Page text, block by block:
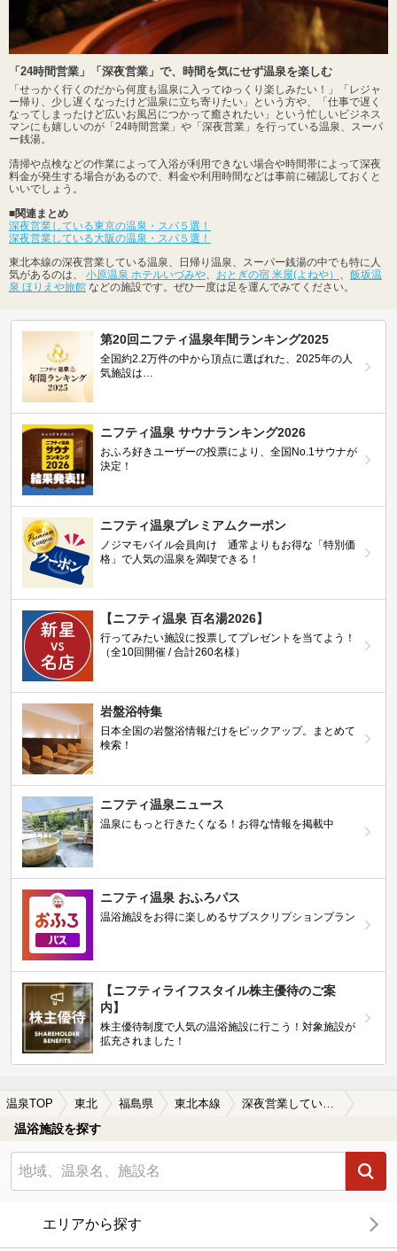
「24時間営業」「深夜営業」で、時間を気にせず温泉を楽しむ
「せっかく行くのだから何度も温泉に入ってゆっくり楽しみたい！」「レジャ
ー帰り、少し遅くなったけど温泉に立ち寄りたい」という方や、「仕事で遅く
なってしまったけど広いお風呂につかって癒されたい」という忙しいビジネス
マンにも嬉しいのが「24時間営業」や「深夜営業」を行っている温泉、スーパ
ー銭湯。
清掃や点検などの作業によって入浴が利用できない場合や時間帯によって深夜
料金が発生する場合があるので、料金や利用時間などは事前に確認しておくと
いいでしょう。
■関連まとめ
深夜営業している東京の温泉・スパ５選！
深夜営業している大阪の温泉・スパ５選！
東北本線の深夜営業している温泉、日帰り温泉、スーパー銭湯の中でも特に人
気があるのは、 小原温泉 ホテルいづみや、 おとぎの宿 米屋(よねや） 、 飯坂温
泉 ほりえや旅館 などの施設です。ぜひ一度は足を運んでみてください。
第20回ニフティ温泉年間ランキング2025
全国約2.2万件の中から頂点に選ばれた、2025年の人
気施設は…
ニフティ温泉 サウナランキング2026
おふろ好きユーザーの投票により、全国No.1サウナが
決定！
ニフティ温泉プレミアムクーポン
ノジマモバイル会員向け 通常よりもお得な「特別価
格」で人気の温泉を満喫できる！
【ニフティ温泉 百名湯2026】
行ってみたい施設に投票してプレゼントを当てよう！
（全10回開催 / 合計260名様）
岩盤浴特集
日本全国の岩盤浴情報だけをピックアップ。まとめて
検索！
ニフティ温泉ニュース
温泉にもっと行きたくなる！お得な情報を掲載中
ニフティ温泉 おふろパス
温浴施設をお得に楽しめるサブスクリプションプラン
【ニフティライフスタイル株主優待のご案
内】
株主優待制度で人気の温浴施設に行こう！対象施設が
拡充されました！
温泉TOP 東北 福島県 東北本線
温浴施設を探す
エリアから探す